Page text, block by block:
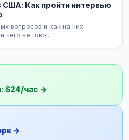
США: Как пройти интервью
вопросов и как на них
чего не гово...
$24/час →
→